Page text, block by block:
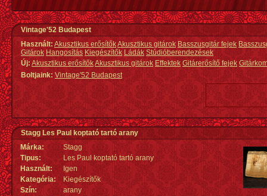
Vintage'52 Budapest
Használt: Akusztikus erősítőkAkusztikus gitárok Basszusgitár fejek
Gitárok Hangosítás Kiegészítők Ládák Stúdióberendezések
Új:Akusztikus erősítőkAkusztikus gitárok Effektek Gitárerősítő fejek
Boltjaink: Vintage'52 Budapest
Stagg Les Paul koptató tartó arany
Márka:
Stagg
Tipus:
Les Paul koptató tartó arany
Használt:
Igen
Kategória:
Kiegészítők
Szín:
arany